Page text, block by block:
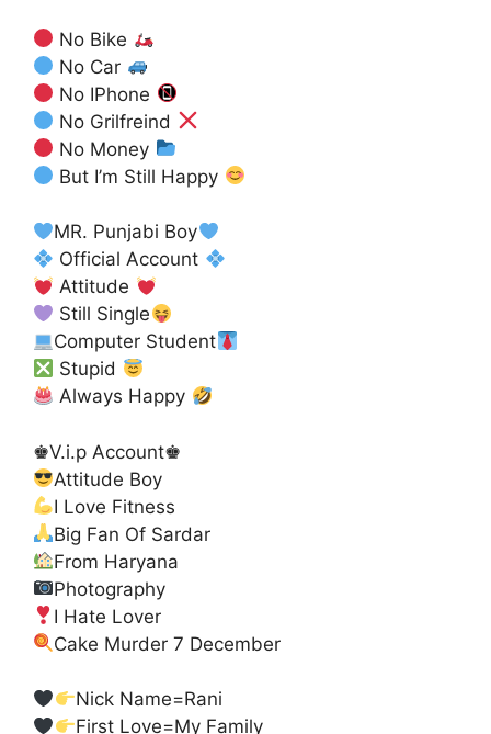
No Bike
No Car
No IPhone
No Grilfreind
No Money
But I’m Still Happy
MR. Punjabi Boy
Official Account
Attitude
Still Single
Computer Student
Stupid
Always Happy
♚V.i.p Account♚
Attitude Boy
I Love Fitness
Big Fan Of Sardar
From Haryana
Photography
I Hate Lover
Cake Murder 7 December
Nick Name=Rani
First Love=My Family